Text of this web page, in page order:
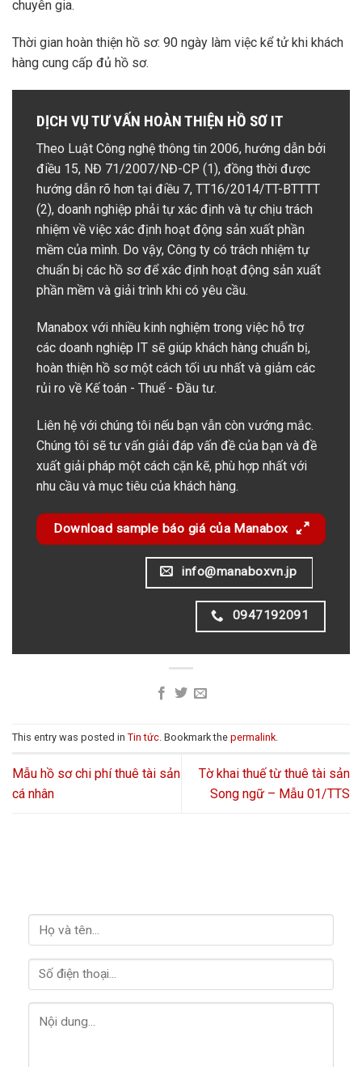
chuyên gia.
Thời gian hoàn thiện hồ sơ: 90 ngày làm việc kể tử khi khách
hàng cung cấp đủ hồ sơ.
DỊCH VỤ TƯ VẤN HOÀN THIỆN HỒ SƠ IT
Theo Luật Công nghệ thông tin 2006, hướng dẫn bởi
điều 15, NĐ 71/2007/NĐ-CP (1), đồng thời được
hướng dẫn rõ hơn tại điều 7, TT16/2014/TT-BTTTT
(2), doanh nghiệp phải tự xác định và tự chịu trách
nhiệm về việc xác định hoạt động sản xuất phần
mềm của mình. Do vậy, Công ty có trách nhiệm tự
chuẩn bị các hồ sơ để xác định hoạt động sản xuất
phần mềm và giải trình khi có yêu cầu.
Manabox với nhiều kinh nghiệm trong việc hỗ trợ
các doanh nghiệp IT sẽ giúp khách hàng chuẩn bị,
hoàn thiện hồ sơ một cách tối ưu nhất và giảm các
rủi ro về Kế toán - Thuế - Đầu tư.
Liên hệ với chúng tôi nếu bạn vẫn còn vướng mắc.
Chúng tôi sẽ tư vấn giải đáp vấn đề của bạn và đề
xuất giải pháp một cách cặn kẽ, phù hợp nhất với
nhu cầu và mục tiêu của khách hàng.
Download sample báo giá của Manabox
info@manaboxvn.jp
0947192091
This entry was posted in Tin tức. Bookmark the permalink.
Mẫu hồ sơ chi phí thuê tài sản
cá nhân
Tờ khai thuế từ thuê tài sản
Song ngữ – Mẫu 01/TTS